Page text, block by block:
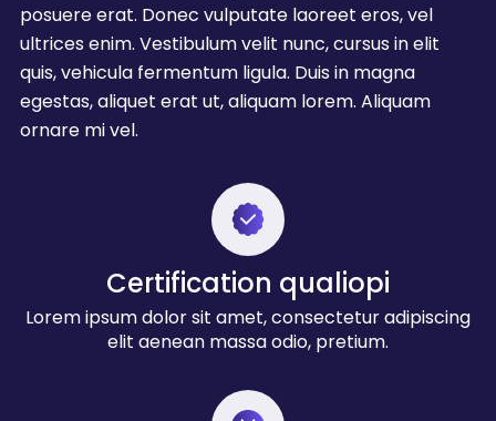
posuere erat. Donec vulputate laoreet eros, vel
ultrices enim. Vestibulum velit nunc, cursus in elit
quis, vehicula fermentum ligula. Duis in magna
egestas, aliquet erat ut, aliquam lorem. Aliquam
ornare mi vel.
Certification qualiopi
Lorem ipsum dolor sit amet, consectetur adipiscing
elit aenean massa odio, pretium.